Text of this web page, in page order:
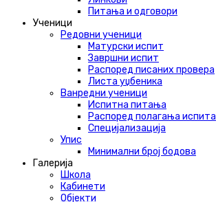
Питања и одговори
Ученици
Редовни ученици
Матурски испит
Завршни испит
Распоред писаних провера
Листа уџбеника
Ванредни ученици
Испитна питања
Распоред полагања испита
Специјализација
Упис
Минимални број бодова
Галерија
Школа
Кабинети
Објекти